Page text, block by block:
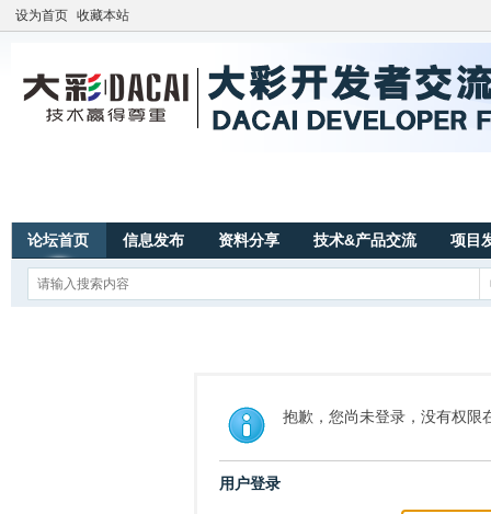
设为首页 收藏本站
论坛首页 信息发布 资料分享 技术&产品交流 项目
抱歉，您尚未登录，没有权限
用户登录